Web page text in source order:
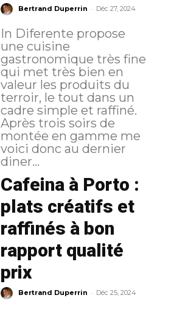
Bertrand Duperrin - Déc 27, 2024
In Diferente propose
une cuisine
gastronomique très fine
qui met très bien en
valeur les produits du
terroir, le tout dans un
cadre simple et raffiné.
Après trois soirs de
montée en gamme me
voici donc au dernier
diner...
Cafeina à Porto :
plats créatifs et
raffinés à bon
rapport qualité
prix
Bertrand Duperrin - Déc 25, 2024